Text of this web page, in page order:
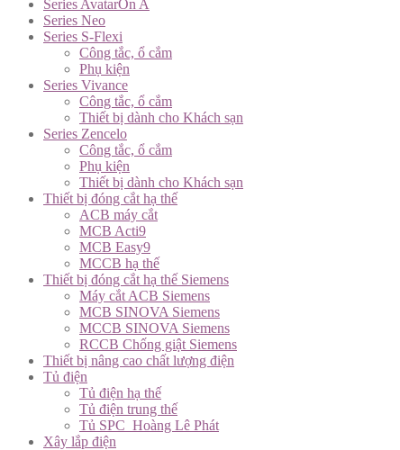
Series AvatarOn A
Series Neo
Series S-Flexi
Công tắc, ổ cắm
Phụ kiện
Series Vivance
Công tắc, ổ cắm
Thiết bị dành cho Khách sạn
Series Zencelo
Công tắc, ổ cắm
Phụ kiện
Thiết bị dành cho Khách sạn
Thiết bị đóng cắt hạ thế
ACB máy cắt
MCB Acti9
MCB Easy9
MCCB hạ thế
Thiết bị đóng cắt hạ thế Siemens
Máy cắt ACB Siemens
MCB SINOVA Siemens
MCCB SINOVA Siemens
RCCB Chống giật Siemens
Thiết bị nâng cao chất lượng điện
Tủ điện
Tủ điện hạ thế
Tủ điện trung thế
Tủ SPC_Hoàng Lê Phát
Xây lắp điện